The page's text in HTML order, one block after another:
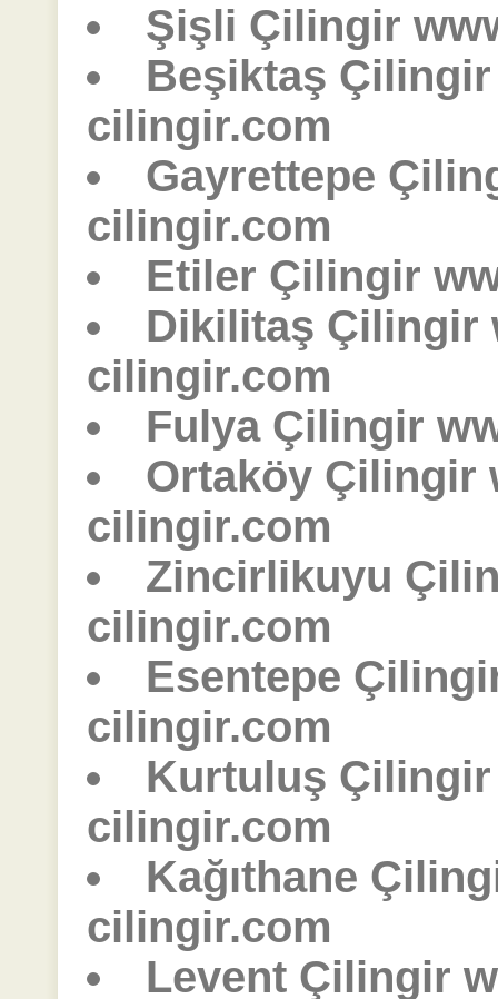
Şişli Çilingir
Beşiktaş
cilingir.com
Gayrettepe
cilingir.com
Etiler Çilingir
Dikilitaş Çilingir
cilingir.com
Fulya Çilingir
Ortaköy Çilingir
cilingir.com
Zincirlikuyu
cilingir.com
Esentepe
cilingir.com
Kurtuluş
cilingir.com
Kağıthane
cilingir.com
Levent Çilingir